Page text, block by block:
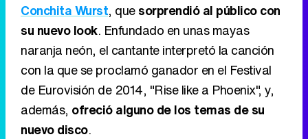
Conchita Wurst, quesorprendió al público con
su nuevo look. Enfundado en unas mayas
naranja neón, el cantante interpretó la canción
con la que se proclamó ganador en el Festival
de Eurovisión de 2014, "Rise like a Phoenix", y,
además, ofreció alguno de los temas de su
nuevo disco.